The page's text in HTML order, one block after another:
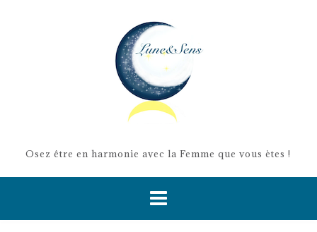
Osez être en harmonie avec la Femme que vous ètes !